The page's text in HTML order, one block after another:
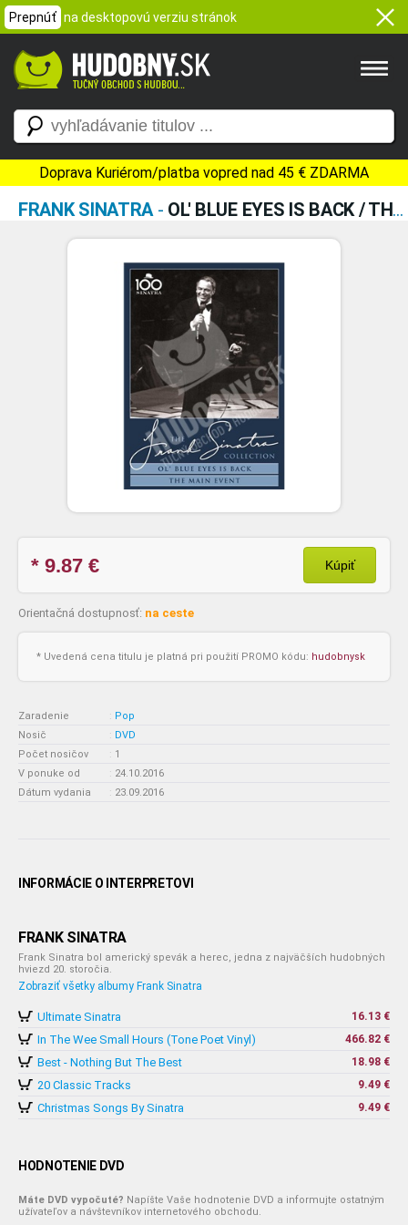
Prepnúť na desktopovú verziu stránok
Doprava Kuriérom/platba vopred nad 45 € ZDARMA
FRANK SINATRA- OL' BLUE EYES IS BACK / THE MAIN EVENT (DVD)
* 9.87 € Kúpiť
Orientačná dostupnosť: na ceste
* Uvedená cena titulu je platná pri použití PROMO kódu: hudobnysk
Zaradenie : Pop
Nosič
: DVD
Počet nosičov
: 1
V ponuke od
: 24.10.2016
Dátum vydania
: 23.09.2016
INFORMÁCIE O INTERPRETOVI
FRANK SINATRA
Frank Sinatra bol americký spevák a herec, jedna z najväčších hudobných
hviezd 20. storočia.
Zobraziť všetky albumy Frank Sinatra
Ultimate Sinatra 16.13 €
In The Wee Small Hours (Tone Poet Vinyl) 466.82 €
Best - Nothing But The Best 18.98 €
20 Classic Tracks 9.49 €
Christmas Songs By Sinatra 9.49 €
HODNOTENIE DVD
Máte DVD vypočuté? Napíšte Vaše hodnotenie DVD a informujte ostatným
užívateľov a návštevníkov internetového obchodu.